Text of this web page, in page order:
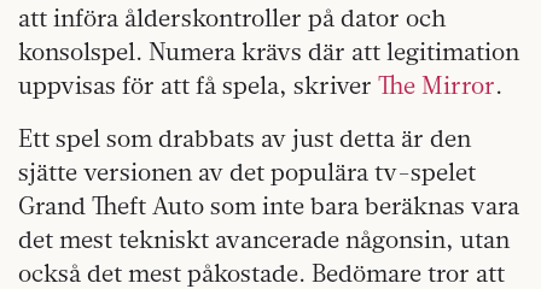
att införa ålderskontroller på dator och
konsolspel. Numera krävs där att legitimation
uppvisas för att få spela, skriver The Mirror.
Ett spel som drabbats av just detta är den
sjätte versionen av det populära tv-spelet
Grand Theft Auto som inte bara beräknas vara
det mest tekniskt avancerade någonsin, utan
också det mest påkostade. Bedömare tror att